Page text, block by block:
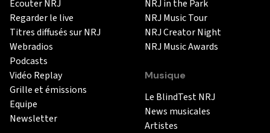
Ecouter NRJ
Regarder le live
Titres diffusés sur NRJ
Webradios
Podcasts
Vidéo Replay
Grille et émissions
Equipe
Newsletter
NRJ in the Park
NRJ Music Tour
NRJ Creator Night
NRJ Music Awards
Musique
Le BlindTest NRJ
News musicales
Artistes